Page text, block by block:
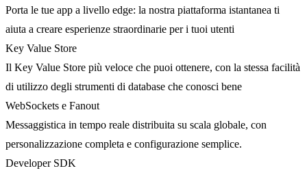
Porta le tue app a livello edge: la nostra piattaforma istantanea ti
aiuta a creare esperienze straordinarie per i tuoi utenti
Key Value Store
Il Key Value Store più veloce che puoi ottenere, con la stessa facilità
di utilizzo degli strumenti di database che conosci bene
WebSockets e Fanout
Messaggistica in tempo reale distribuita su scala globale, con
personalizzazione completa e configurazione semplice.
Developer SDK